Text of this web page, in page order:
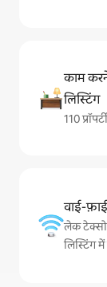
काम
लिस्टिंग
110
वाई-
लेक
लिस्टिंग